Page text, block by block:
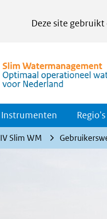
Deze site gebruikt
Instrumenten Regio's
IV Slim WM